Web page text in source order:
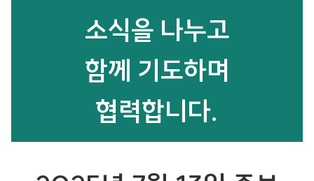
소식을 나누고
함께 기도하며
협력합니다.